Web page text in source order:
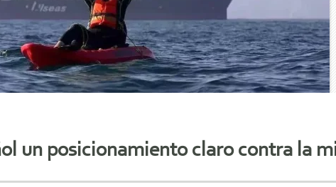
un posicionamiento claro contra la